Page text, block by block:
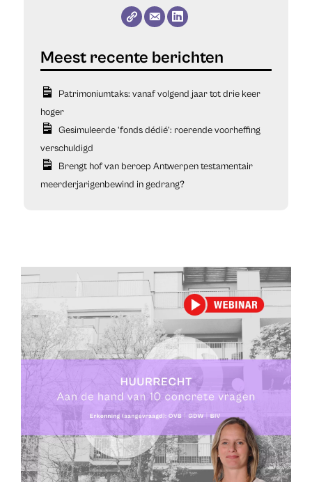
Patrimoniumtaks: vanaf volgend jaar tot drie keer
hoger
Gesimuleerde ‘fonds dédié’: roerende voorheffing
verschuldigd
Brengt hof van beroep Antwerpen testamentair
meerderjarigenbewind in gedrang?